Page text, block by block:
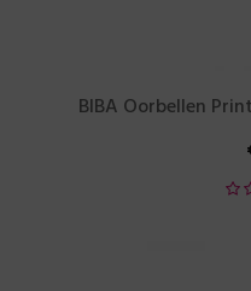
BIBA Oorbellen